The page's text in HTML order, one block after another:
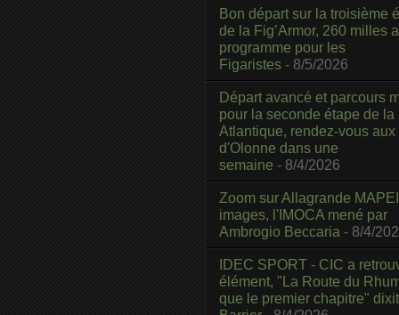
Bon départ sur la troisième
de la Fig’Armor, 260 milles
programme pour les
Figaristes - 8/5/2026
Départ avancé et parcours
pour la seconde étape de la
Atlantique, rendez-vous
d'Olonne dans une
semaine - 8/4/2026
Zoom sur Allagrande
images, l'IMOCA mené par
Ambrogio Beccaria - 8/4/
IDEC SPORT - CIC a
élément, "La Route du
que le premier chapitre"